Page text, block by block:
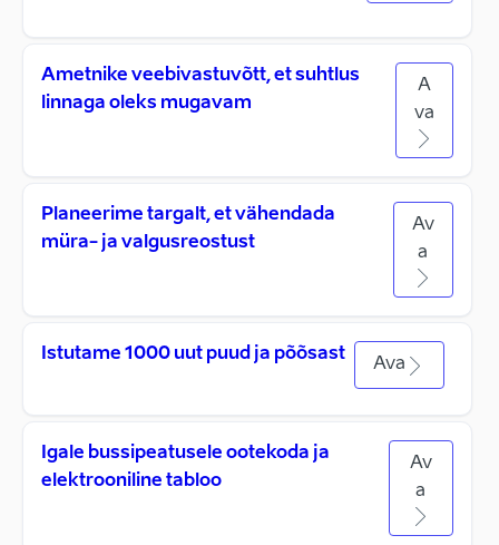
Ametnike veebivastuvõtt, et suhtlus
linnaga oleks mugavam
A
va
Planeerime targalt, et vähendada
müra- ja valgusreostust
Av
a
Istutame 1000 uut puud ja põõsast
Ava
Igale bussipeatusele ootekoda ja
elektrooniline tabloo
Av
a